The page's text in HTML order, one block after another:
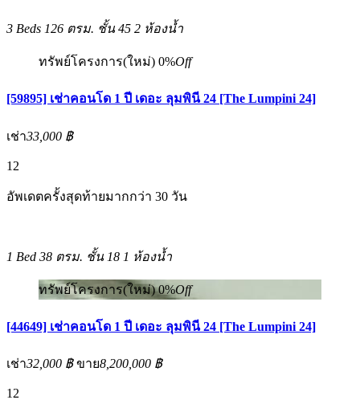
3 Beds 126 ตรม. ชั้น 45 2 ห้องน้ำ
ทรัพย์โครงการ(ใหม่) 0%Off
[59895] เช่าคอนโด 1 ปี เดอะ ลุมพินี 24 [The Lumpini 24]
เช่า33,000 ฿
12
อัพเดตครั้งสุดท้ายมากกว่า 30 วัน
1 Bed 38 ตรม. ชั้น 18 1 ห้องน้ำ
ทรัพย์โครงการ(ใหม่) 0%Off
[44649] เช่าคอนโด 1 ปี เดอะ ลุมพินี 24 [The Lumpini 24]
เช่า32,000 ฿ ขาย8,200,000 ฿
12